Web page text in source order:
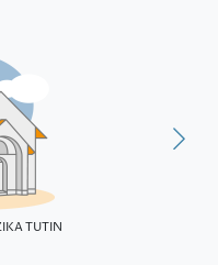
TUTIN